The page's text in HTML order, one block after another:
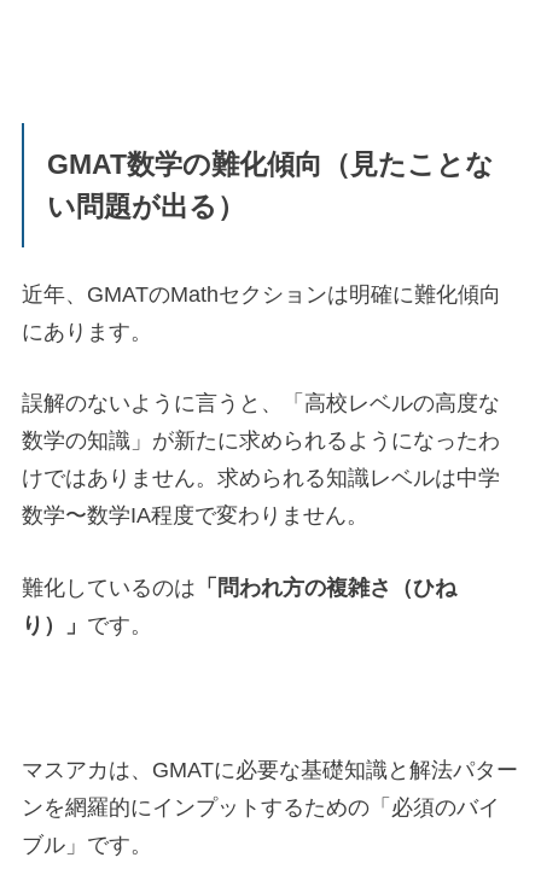
GMAT数学の難化傾向（見たことな
い問題が出る）
近年、GMATのMathセクションは明確に難化傾向
にあります。
誤解のないように言うと、「高校レベルの高度な
数学の知識」が新たに求められるようになったわ
けではありません。求められる知識レベルは中学
数学〜数学IA程度で変わりません。
難化しているのは 「問われ方の複雑さ（ひね
り）」 です。
マスアカは、GMATに必要な基礎知識と解法パター
ンを網羅的にインプットするための「必須のバイ
ブル」です。